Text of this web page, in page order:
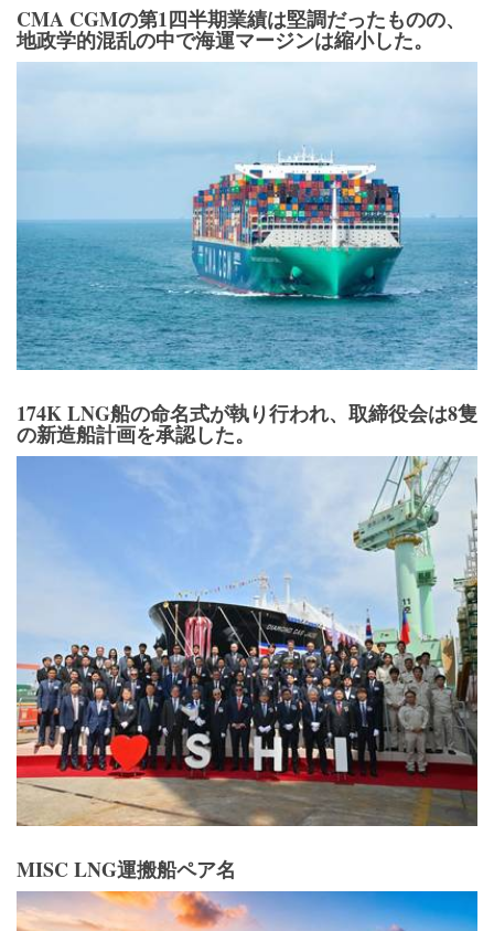
CMA CGMの第1四半期業績は堅調だったものの、
地政学的混乱の中で海運マージンは縮小した。
174K LNG船の命名式が執り行われ、取締役会は8隻
の新造船計画を承認した。
MISC LNG運搬船ペア名